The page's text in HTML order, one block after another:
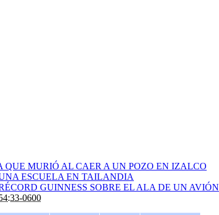
MURIÓ AL CAER A UN POZO EN IZALCO
ESCUELA EN TAILANDIA
GUINNESS SOBRE EL ALA DE UN AVIÓN
0600